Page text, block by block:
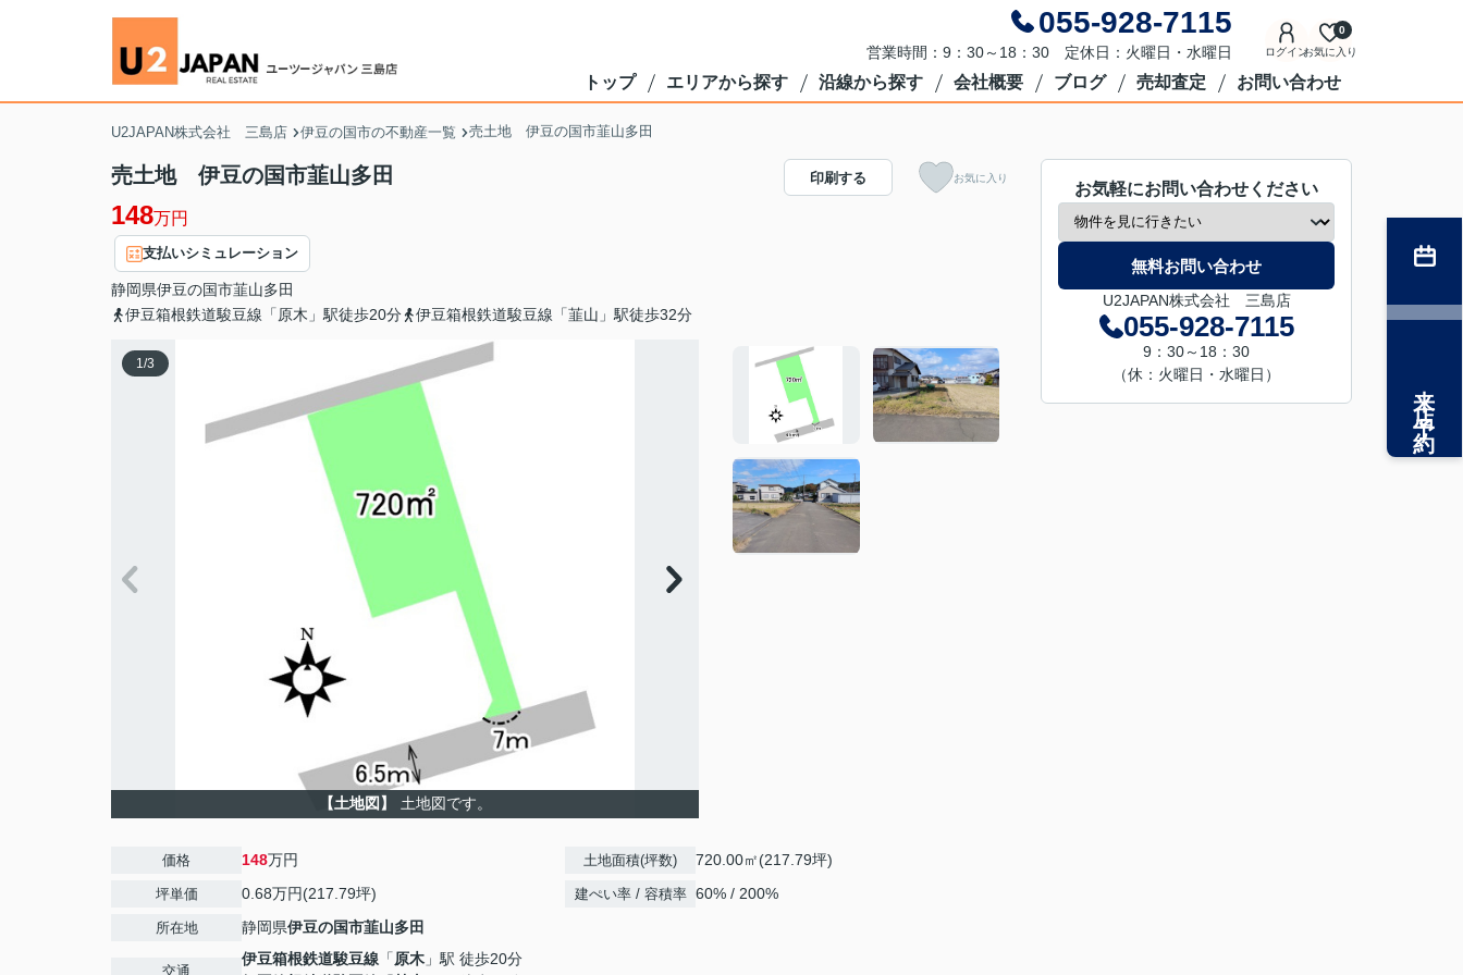
055-928-7115
営業時間：9：30～18：30 定休日：火曜日・水曜日 ログインお気に入り
0
トップ エリアから探す 沿線から探す 会社概要 ブログ 売却査定 お問い合わせ
U2JAPAN株式会社 三島店 伊豆の国市の不動産一覧 売土地 伊豆の国市韮山多田
売土地 伊豆の国市韮山多田
148万円
支払いシミュレーション
静岡県伊豆の国市韮山多田
伊豆箱根鉄道駿豆線「原木」駅徒歩20分
伊豆箱根鉄道駿豆線「韮山」駅徒歩32分
印刷する お気に入り
1/3
【土地図】 土地図です。
価格 148万円
坪単価 0.68万円(217.79坪)
所在地 静岡県伊豆の国市韮山多田
交通
伊豆箱根鉄道駿豆線 「原木 」駅 徒歩20分
土地面積(坪数) 720.00㎡(217.79坪)
建ぺい率 / 容積率 60% / 200%
お気軽にお問い合わせください
無料お問い合わせ
U2JAPAN株式会社 三島店
055-928-7115
9：30～18：30
（休：火曜日・水曜日）
来店予約